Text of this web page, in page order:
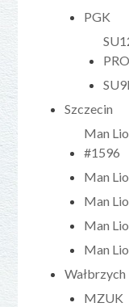
PGK
Szczecin
Man
#1596
Man
Man
Man
Man
Wałbrzych
MZUK